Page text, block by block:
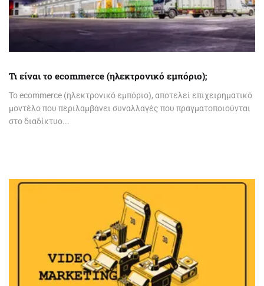
Τι είναι το ecommerce (ηλεκτρονικό εμπόριο);
Το ecommerce (ηλεκτρονικό εμπόριο), αποτελεί επιχειρηματικό
μοντέλο που περιλαμβάνει συναλλαγές που πραγματοποιούνται
στο διαδίκτυο...